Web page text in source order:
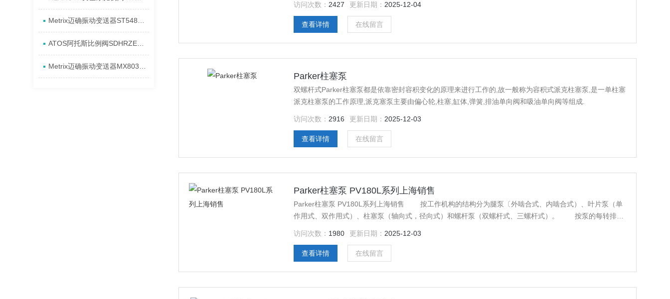
访问次数： 2427 更新日期： 2025-12-04
查看详情 在线留言
Parker柱塞泵
双螺杆式Parker柱塞泵都是依靠密封容积变化的原理来进行工作的,故一般称为容积式派克柱塞泵,是一单柱塞
派克柱塞泵的工作原理,派克塞泵主要由偏心轮,柱塞,缸体,弹簧,排油单向阀和吸油单向阀等组成.
访问次数： 2916 更新日期： 2025-12-03
查看详情 在线留言
Parker柱塞泵 PV180L系列上海销售
Parker柱塞泵 PV180L系列上海销售 按工作机构的结构分为腿泵〔外啮合式、内啮合式）、叶片泵（单
作用式、双作用式）、柱塞泵（轴向式，径向式）和螺杆泵（双螺杆式、三螺杆式）。 按泵的每转排量
访问次数： 1980 更新日期： 2025-12-03
查看详情 在线留言